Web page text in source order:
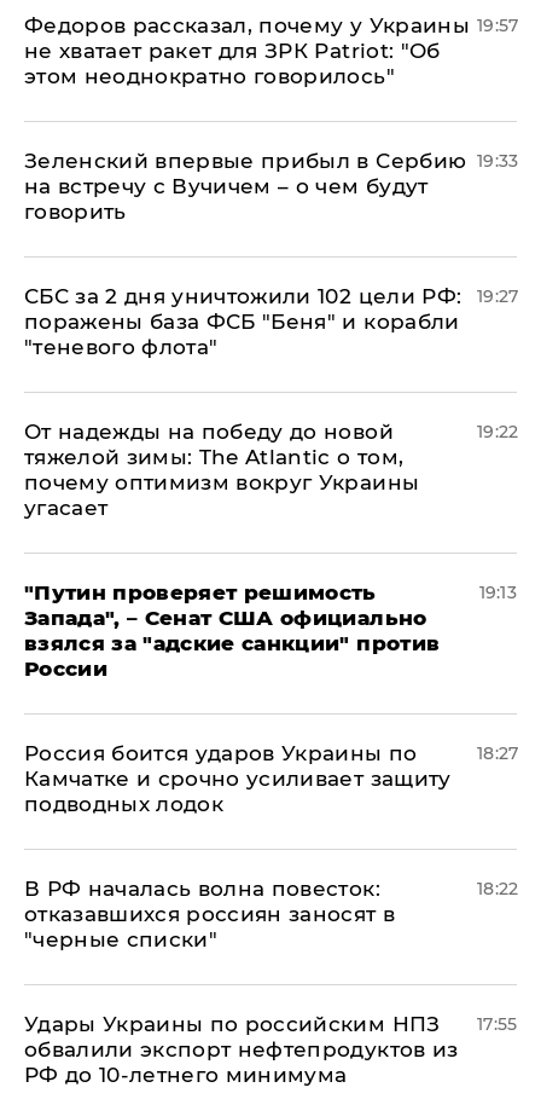
Федоров рассказал, почему у Украины
не хватает ракет для ЗРК Patriot: "Об
этом неоднократно говорилось"
19:57
Зеленский впервые прибыл в Сербию
на встречу с Вучичем – о чем будут
говорить
19:33
СБС за 2 дня уничтожили 102 цели РФ:
поражены база ФСБ "Беня" и корабли
"теневого флота"
19:27
От надежды на победу до новой
тяжелой зимы: The Atlantic о том,
почему оптимизм вокруг Украины
угасает
19:22
"Путин проверяет решимость
Запада", – Сенат США официально
взялся за "адские санкции" против
России
19:13
Россия боится ударов Украины по
Камчатке и срочно усиливает защиту
подводных лодок
18:27
​В РФ началась волна повесток:
отказавшихся россиян заносят в
"черные списки"
18:22
Удары Украины по российским НПЗ
обвалили экспорт нефтепродуктов из
РФ до 10-летнего минимума
17:55